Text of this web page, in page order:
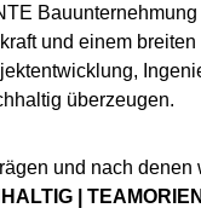
und einem
überzeugen.
und nach denen
|